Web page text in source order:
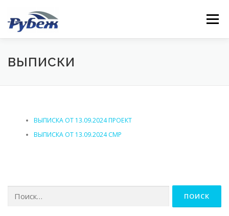
содержимому
Меню
ГЛАВНАЯ О НАС
ВЫПИСКИ
ВЫПИСКА ОТ 13.09.2024 ПРОЕКТ
ВЫПИСКА ОТ 13.09.2024 СМР